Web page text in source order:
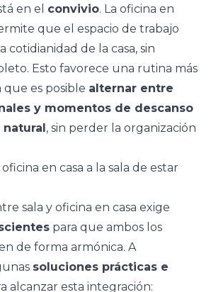
en el convivio. La oficina en
que el espacio de trabajo
cotidianidad de la casa, sin
Esto favorece una rutina más
que es posible alternar entre
y momentos de descanso
natural, sin perder la organización
en casa a la sala de estar
sala y oficina en casa exige
para que ambos los
de forma armónica. A
soluciones prácticas e
alcanzar esta integración: